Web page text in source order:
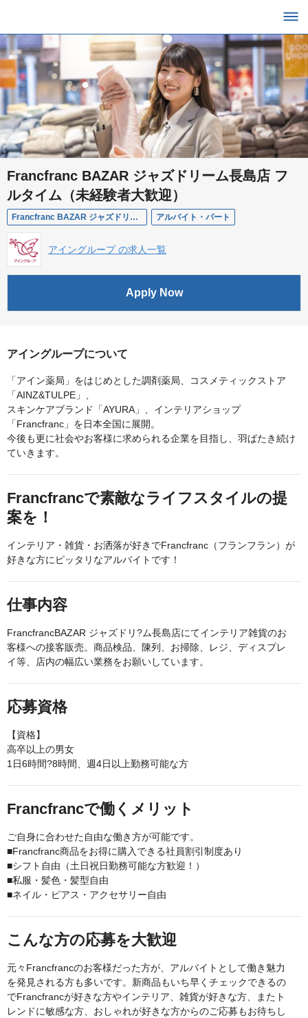
Francfranc BAZAR ジャズドリーム長島店 フ
ルタイム（未経験者大歓迎）
Francfranc BAZAR ジャズドリーム長島店 アルバイト・パート
アイングループ の求人一覧
Apply Now
アイングループについて
「アイン薬局」をはじめとした調剤薬局、コスメティックストア
「AINZ&TULPE」、
スキンケアブランド「AYURA」、インテリアショップ
「Francfranc」を日本全国に展開。
今後も更に社会やお客様に求められる企業を目指し、羽ばたき続け
ていきます。
Francfrancで素敵なライフスタイルの提
案を！
インテリア・雑貨・お洒落が好きでFrancfranc（フランフラン）が
好きな方にピッタリなアルバイトです！
仕事内容
FrancfrancBAZAR ジャズドリ?ム長島店にてインテリア雑貨のお
客様への接客販売。商品検品、陳列、お掃除、レジ、ディスプレ
イ等、店内の幅広い業務をお願いしています。
応募資格
【資格】
高卒以上の男女
1日6時間?8時間、週4日以上勤務可能な方
Francfrancで働くメリット
ご自身に合わせた自由な働き方が可能です。
■Francfranc商品をお得に購入できる社員割引制度あり
■シフト自由（土日祝日勤務可能な方歓迎！）
■私服・髪色・髪型自由
■ネイル・ピアス・アクセサリー自由
こんな方の応募を大歓迎
元々Francfrancのお客様だった方が、アルバイトとして働き魅力
を発見される方も多いです。新商品もいち早くチェックできるの
でFrancfrancが好きな方やインテリア、雑貨が好きな方、またト
レンドに敏感な方、おしゃれが好きな方からのご応募もお待ちし